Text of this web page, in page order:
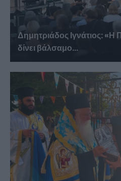
Δημητριάδος Ιγνάτιος: «Η
δίνει βάλσαμο...